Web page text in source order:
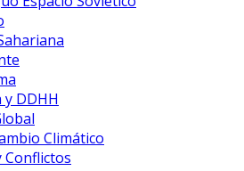
y DDHH
Climático
Conflictos